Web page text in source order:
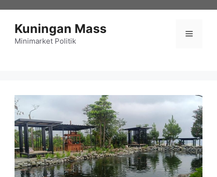
Kuningan Mass
Minimarket Politik
Menu